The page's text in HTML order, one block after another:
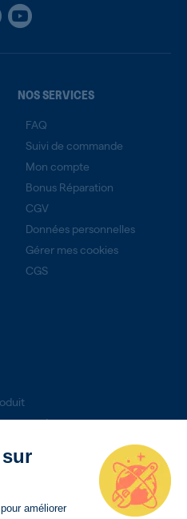
améliorer
NOS SERVICES
FAQ
Suivi de commande
Mon compte
Bonus Réparation
CGV
Données personnelles
Gérer mes cookies
CGS